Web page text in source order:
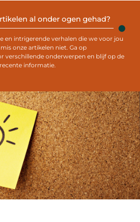
al onder ogen gehad?
en intrigerende verhalen die we voor jou
onze artikelen niet. Ga op
verschillende onderwerpen en blijf op de
informatie.